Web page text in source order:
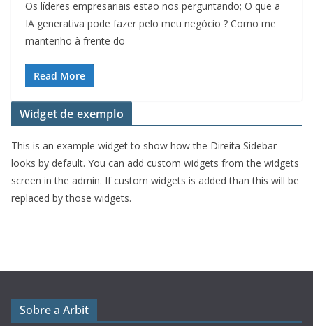
Os líderes empresariais estão nos perguntando; O que a
IA generativa pode fazer pelo meu negócio ? Como me
mantenho à frente do
Read More
Widget de exemplo
This is an example widget to show how the Direita Sidebar
looks by default. You can add custom widgets from the widgets
screen in the admin. If custom widgets is added than this will be
replaced by those widgets.
Sobre a Arbit